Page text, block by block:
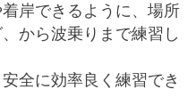
岸できるように、場所
から波乗りまで練習し
全に効率良く練習でき